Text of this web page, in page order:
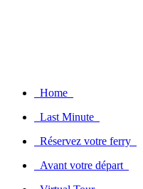
Home
Last Minute
Réservez votre ferry
Avant votre départ